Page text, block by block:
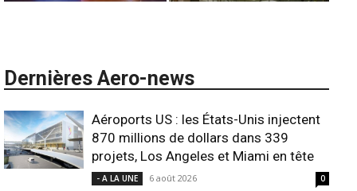
Dernières Aero-news
Aéroports US : les États-Unis injectent
870 millions de dollars dans 339
projets, Los Angeles et Miami en tête
- A LA UNE 6 août 2026 0